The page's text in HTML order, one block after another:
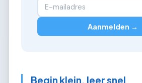
Aanmelden →
Begin klein, leer snel